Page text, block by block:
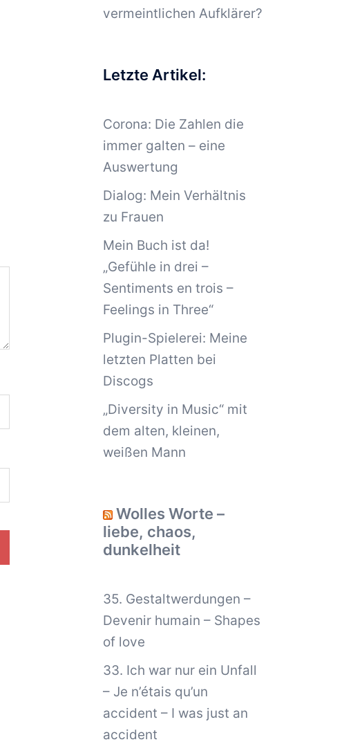
vermeintlichen Aufklärer?
Letzte Artikel:
Corona: Die Zahlen die
immer galten – eine
Auswertung
Dialog: Mein Verhältnis
zu Frauen
Mein Buch ist da!
„Gefühle in drei –
Sentiments en trois –
Feelings in Three“
Plugin-Spielerei: Meine
letzten Platten bei
Discogs
„Diversity in Music“ mit
dem alten, kleinen,
weißen Mann
Wolles Worte –
liebe, chaos,
dunkelheit
35. Gestaltwerdungen –
Devenir humain – Shapes
of love
33. Ich war nur ein Unfall
– Je n’étais qu’un
accident – I was just an
accident